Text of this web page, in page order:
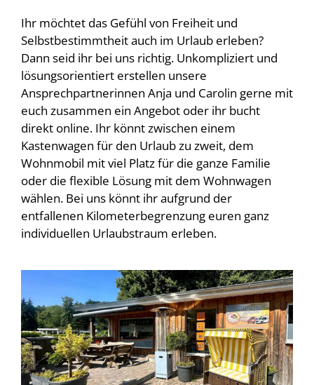
Ihr möchtet das Gefühl von Freiheit und
Selbstbestimmtheit auch im Urlaub erleben?
Dann seid ihr bei uns richtig. Unkompliziert und
lösungsorientiert erstellen unsere
Ansprechpartnerinnen Anja und Carolin gerne mit
euch zusammen ein Angebot oder ihr bucht
direkt online. Ihr könnt zwischen einem
Kastenwagen für den Urlaub zu zweit, dem
Wohnmobil mit viel Platz für die ganze Familie
oder die flexible Lösung mit dem Wohnwagen
wählen. Bei uns könnt ihr aufgrund der
entfallenen Kilometerbegrenzung euren ganz
individuellen Urlaubstraum erleben.